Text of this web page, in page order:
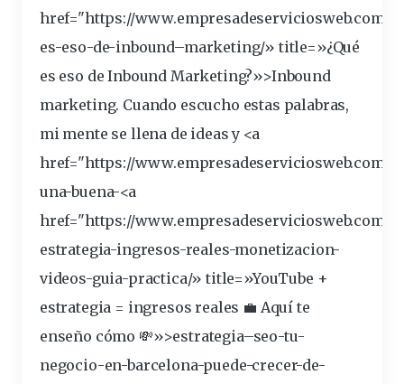
href="https://www.empresadeserviciosweb.com/
es-eso-de-inbound–marketing/» title=»¿Qué
es eso de Inbound Marketing?»>Inbound
marketing. Cuando escucho estas palabras,
mi mente se llena de ideas y <a
href="https://www.empresadeserviciosweb.com/
una-buena-<a
href="https://www.empresadeserviciosweb.com/
estrategia-ingresos-reales-monetizacion-
videos-guia-practica/» title=»YouTube +
estrategia = ingresos reales 💼 Aquí te
enseño cómo 💸»>estrategia–seo-tu-
negocio-en-barcelona-puede-crecer-de-